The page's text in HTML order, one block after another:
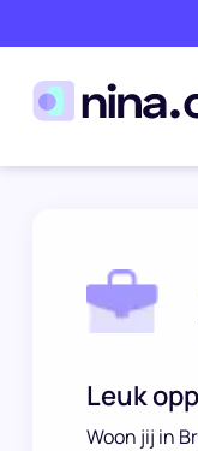
Leuk
Woon jij in